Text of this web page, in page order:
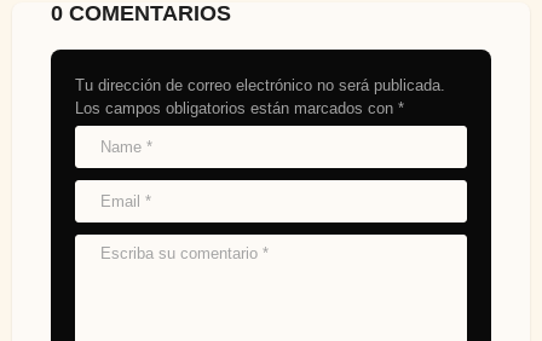
0 COMENTARIOS
Tu dirección de correo electrónico no será publicada.
Los campos obligatorios están marcados con *